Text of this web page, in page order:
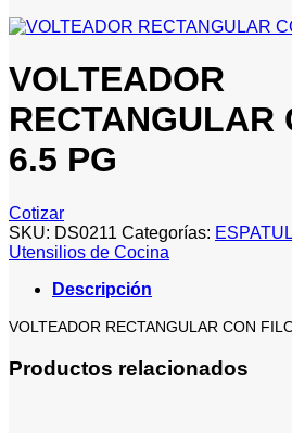
VOLTEADOR
RECTANGULAR
6.5 PG
Cotizar
SKU: DS0211 Categorías:
Utensilios de Cocina
Descripción
VOLTEADOR RECTANGULAR CON
Productos relacionados